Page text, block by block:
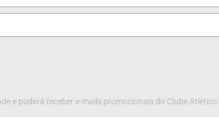
e poderá receber e-mails promocionais do Clube Atlético